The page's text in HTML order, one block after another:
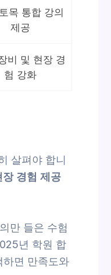
목 통합 강의
제공
비 및 현장 경
험 강화
살펴야 합니
경험 제공
만 들은 수험
년 학원 합
면 만족도와